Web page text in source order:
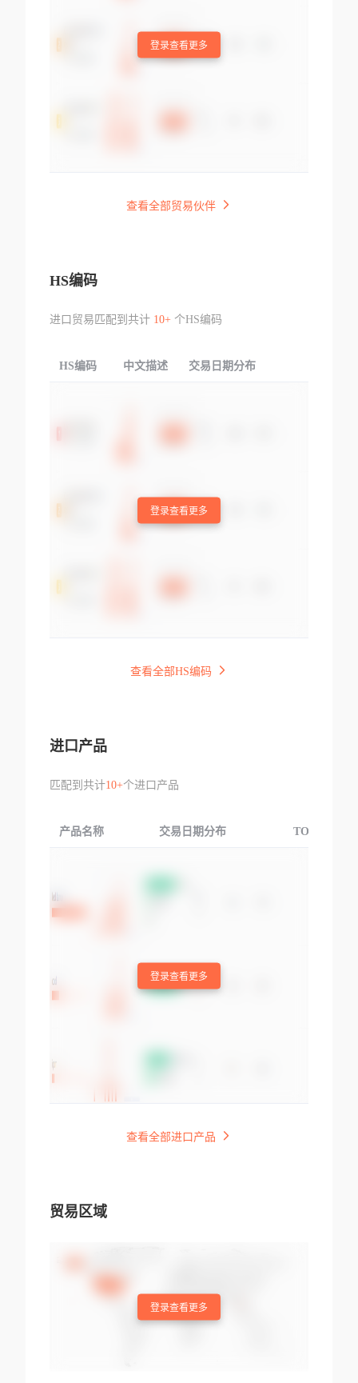
登录查看更多
查看全部贸易伙伴
HS编码
进口贸易匹配到共计 10+个HS编码
HS编码 中文描述 交易日期分布
登录查看更多
查看全部HS编码
进口产品
匹配到共计10+个进口产品
产品名称 交易日期分布 TOP3交易国
登录查看更多
查看全部进口产品
贸易区域
登录查看更多